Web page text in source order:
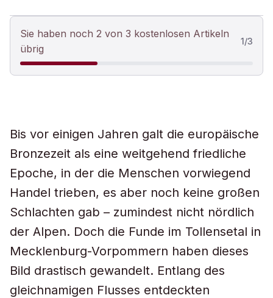
Sie haben noch 2 von 3 kostenlosen Artikeln
übrig
1/3
Bis vor einigen Jahren galt die europäische
Bronzezeit als eine weitgehend friedliche
Epoche, in der die Menschen vorwiegend
Handel trieben, es aber noch keine großen
Schlachten gab – zumindest nicht nördlich
der Alpen. Doch die Funde im Tollensetal in
Mecklenburg-Vorpommern haben dieses
Bild drastisch gewandelt. Entlang des
gleichnamigen Flusses entdeckten